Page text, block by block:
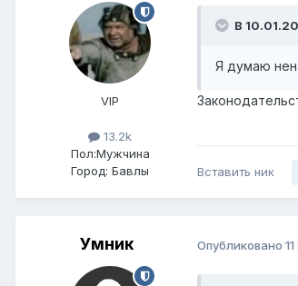
VIP
13.2k
Пол:Мужчина
Город: Бавлы
В
Я думаю
Вставить ник
Умник Опубликовано